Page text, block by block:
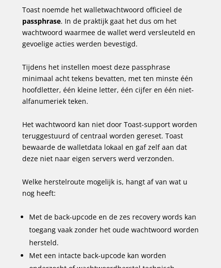
Toast noemde het walletwachtwoord officieel de
passphrase. In de praktijk gaat het dus om het
wachtwoord waarmee de wallet werd versleuteld en
gevoelige acties werden bevestigd.
Tijdens het instellen moest deze passphrase
minimaal acht tekens bevatten, met ten minste één
hoofdletter, één kleine letter, één cijfer en één niet-
alfanumeriek teken.
Het wachtwoord kan niet door Toast-support worden
teruggestuurd of centraal worden gereset. Toast
bewaarde de walletdata lokaal en gaf zelf aan dat
deze niet naar eigen servers werd verzonden.
Welke herstelroute mogelijk is, hangt af van wat u
nog heeft:
Met de back-upcode en de zes recovery words kan
toegang vaak zonder het oude wachtwoord worden
hersteld.
Met een intacte back-upcode kan worden